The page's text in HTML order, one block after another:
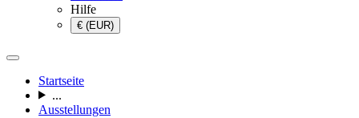
Hilfe
€ (EUR)
Startseite
...
Ausstellungen